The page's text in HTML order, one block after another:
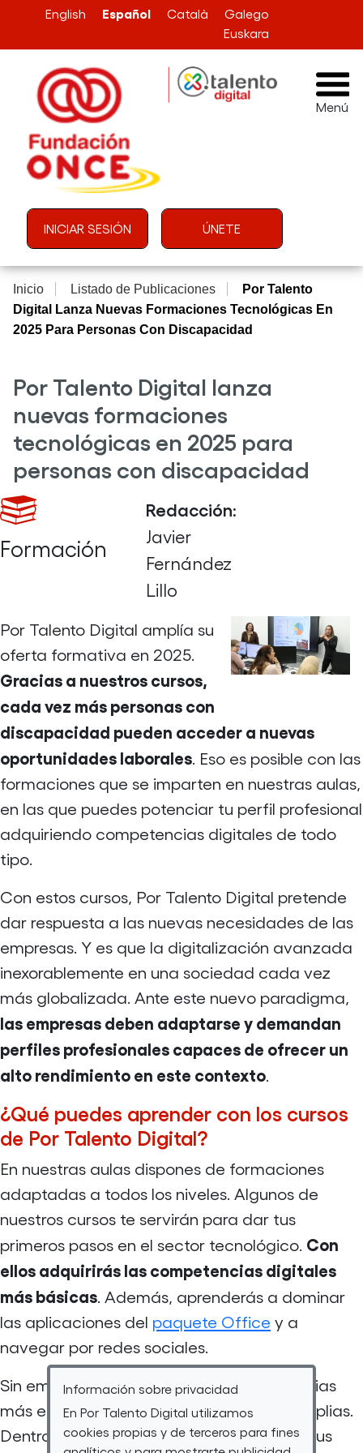
Pasar al contenido principal
Información sobre privacidad
En Por Talento Digital utilizamos
cookies propias y de terceros para fines
English Español Català
Galego
Euskara
Menú
Menú de cuenta de usuario
INICIAR SESIÓN ÚNETE
Inicio Listado de Publicaciones
Por Talento
Digital Lanza Nuevas Formaciones Tecnológicas En
2025 Para Personas Con Discapacidad
Por Talento Digital lanza
nuevas formaciones
tecnológicas en 2025 para
personas con discapacidad
Formación
Redacción:
Javier
Fernández
Lillo
Por Talento Digital amplía su
oferta formativa en 2025.
Gracias a nuestros cursos,
cada vez más personas con
discapacidad pueden acceder a nuevas
oportunidades laborales. Eso es posible con las
formaciones que se imparten en nuestras aulas,
en las que puedes potenciar tu perfil profesional
adquiriendo competencias digitales de todo
tipo.
Con estos cursos, Por Talento Digital pretende
dar respuesta a las nuevas necesidades de las
empresas. Y es que la digitalización avanzada
inexorablemente en una sociedad cada vez
más globalizada. Ante este nuevo paradigma,
las empresas deben adaptarse y demandan
perfiles profesionales capaces de ofrecer un
alto rendimiento en este contexto.
¿Qué puedes aprender con los cursos
de Por Talento Digital?
En nuestras aulas dispones de formaciones
adaptadas a todos los niveles. Algunos de
nuestros cursos te servirán para dar tus
primeros pasos en el sector tecnológico. Con
ellos adquirirás las competencias digitales
más básicas. Además, aprenderás a dominar
las aplicaciones del paquete Office y a
navegar por redes sociales.
Sin embargo, si buscas formarte en materias
más específicas las opciones son muy amplias.
Dentro de nuestra oferta podrás ampliar tus